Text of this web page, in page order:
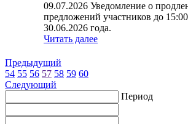
09.07.2026 Уведомление о
предложений участников до
30.06.2026 года.
Читать далее
Предыдущий
54 55 56 57 58 59 60
Следующий
Период